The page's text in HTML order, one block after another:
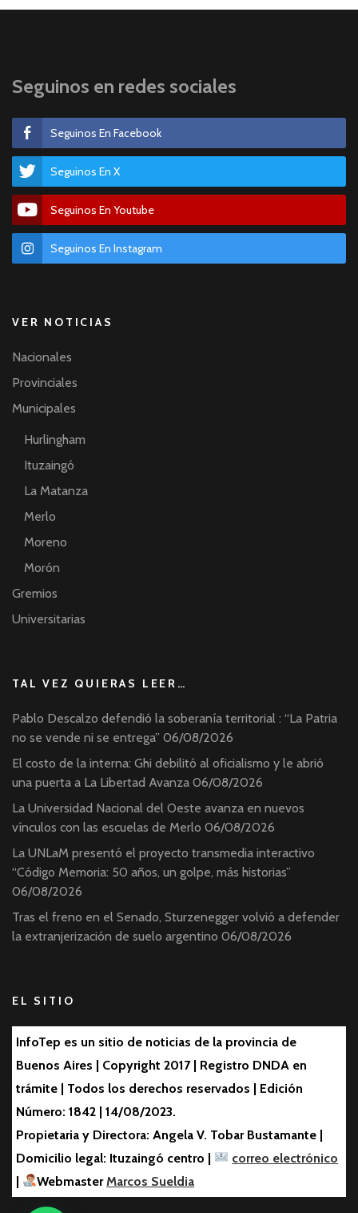
Seguinos en redes sociales
Seguinos En Facebook
Seguinos En X
Seguinos En Youtube
Seguinos En Instagram
VER NOTICIAS
Nacionales
Provinciales
Municipales
Hurlingham
Ituzaingó
La Matanza
Merlo
Moreno
Morón
Gremios
Universitarias
TAL VEZ QUIERAS LEER…
Pablo Descalzo defendió la soberanía territorial : “La Patria
no se vende ni se entrega” 06/08/2026
El costo de la interna: Ghi debilitó al oficialismo y le abrió
una puerta a La Libertad Avanza 06/08/2026
La Universidad Nacional del Oeste avanza en nuevos
vínculos con las escuelas de Merlo 06/08/2026
La UNLaM presentó el proyecto transmedia interactivo
“Código Memoria: 50 años, un golpe, más historias”
06/08/2026
Tras el freno en el Senado, Sturzenegger volvió a defender
la extranjerización de suelo argentino 06/08/2026
EL SITIO
InfoTep es un sitio de noticias de la provincia de
Buenos Aires | Copyright 2017 | Registro DNDA en
trámite | Todos los derechos reservados | Edición
Número: 1842 | 14/08/2023.
Propietaria y Directora: Angela V. Tobar Bustamante |
Domicilio legal: Ituzaingó centro |
correo electrónico
|
Webmaster Marcos Sueldia